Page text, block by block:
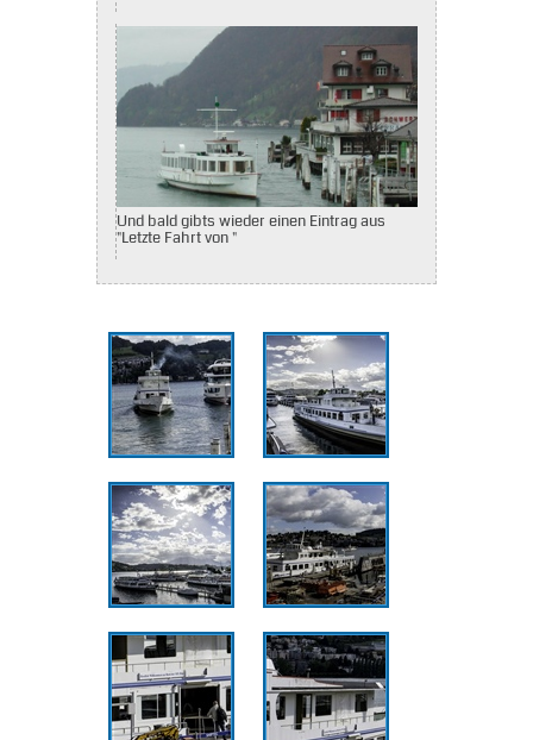
Und bald gibts wieder einen Eintrag aus
"Letzte Fahrt von "